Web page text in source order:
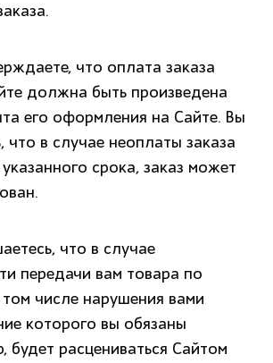
что оплата заказа
должна быть произведена
его оформления на Сайте. Вы
что в случае неоплаты заказа
срока, заказ может
что в случае
передачи вам товара по
числе нарушения вами
которого вы обязаны
будет расцениваться Сайтом